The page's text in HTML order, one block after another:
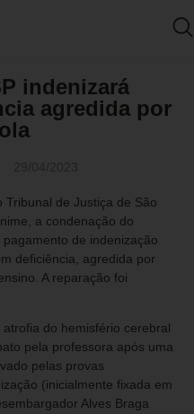
indenizará
agredida por
Tribunal de Justiça de São
a condenação do
de indenização
deficiência, agredida por
A reparação foi
do hemisfério cerebral
pela professora após uma
pelas provas
(inicialmente fixada em
Alves Braga